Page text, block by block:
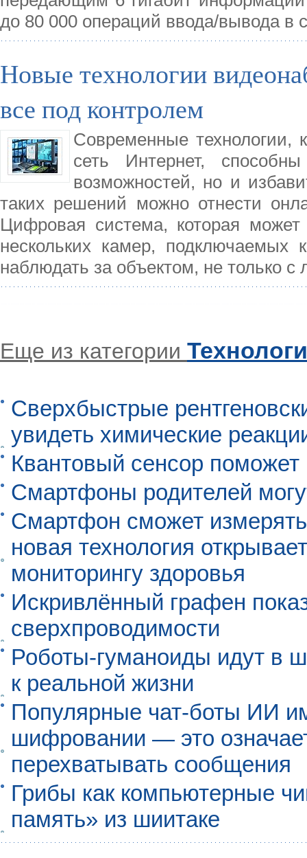
до 80 000 операций ввода/вывода в
Новые технологии
все под контролем
Современные технологии,
сеть Интернет,
возможностей, но и
таких решений можно отнести
Цифровая система, которая
нескольких камер, подключаемых
наблюдать за объектом, не только с
Еще из категории
Сверхбыстрые
увидеть химические
Квантовый сенсор
Смартфоны родителей
Смартфон сможет
новая технология
мониторингу здоровья
Искривлённый графен
сверхпроводимости
Роботы-гуманоиды идут в
к реальной жизни
Популярные чат-боты ИИ
шифровании — это
перехватывать сообщения
Грибы как компьютерные
память» из шиитаке